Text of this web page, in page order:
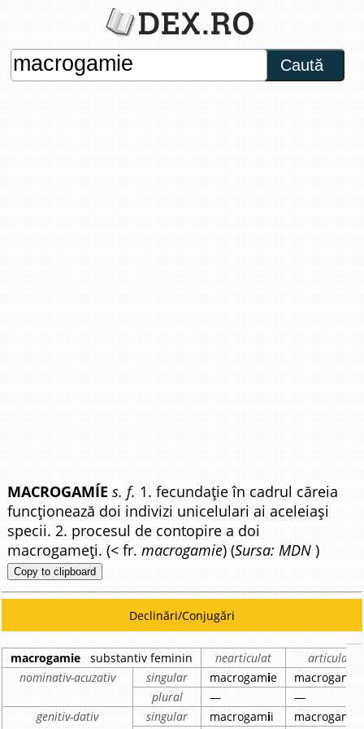
Caută
MACROGAMÍE s. f. 1. fecundație în cadrul căreia
funcționează doi indivizi unicelulari ai aceleiași
specii. 2. procesul de contopire a doi
macrogameți. (< fr.macrogamie) (Sursa: MDN )
Copy to clipboard
Declinări/Conjugări
macrogamie substantiv feminin nearticulat
articulat
nominativ-acuzativ
singular macrogamie macrogam
plural
—
—
genitiv-dativ
singular macrogamii macrogam